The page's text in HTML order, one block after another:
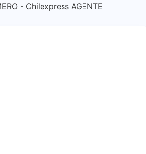
- Chilexpress AGENTE